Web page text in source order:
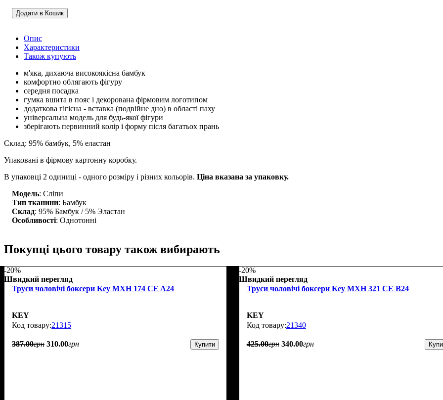
Додати в Кошик
Опис
Характеристики
Також купують
м'яка, дихаюча високоякісна бамбук
комфортно облягають фігуру
середня посадка
гумка вшита в пояс і декорована фірмовим логотипом
додаткова гігієна - вставка (подвійне дно) в області паху
універсальна модель для будь-якої фігури
зберігають первинний колір і форму після багатьох прань
Склад: 95% бамбук, 5% еластан
Упаковані в фірмову картонну коробку.
В упаковці 2 одиниці - одного розміру і різних кольорів. Ціна вказана за упаковку.
Модель: Сліпи
Тип тканини: Бамбук
Склад: 95% Бамбук / 5% Эластан
Особливості: Однотонні
Покупці цього товару також вибирають
-20%
Швидкий перегляд
Труси чоловічі боксери Key MXH 174 CE A24
KEY
21315
387.00грн 310.00грн Купити
-20%
Швидкий перегляд
Труси чоловічі боксери Key MXH 321 CE B24
KEY
21340
425.00грн 340.00грн